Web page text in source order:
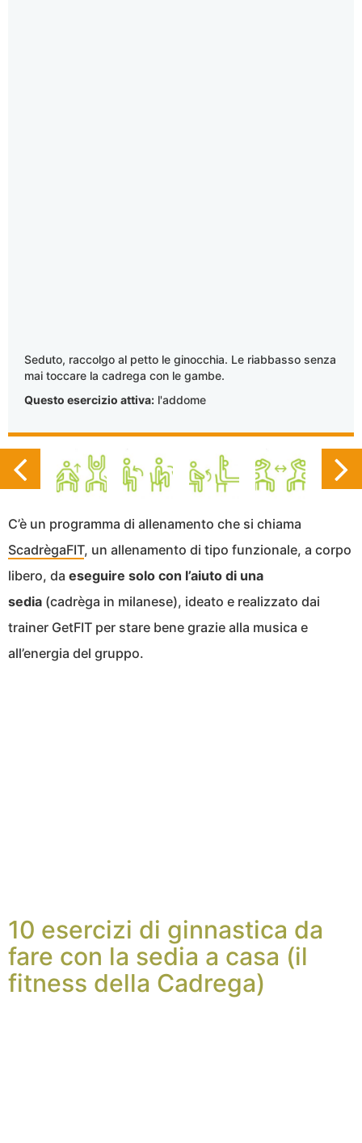
Seduto, raccolgo al petto le ginocchia. Le riabbasso senza
mai toccare la cadrega con le gambe.
Questo esercizio attiva: l'addome
C’è un programma di allenamento che si chiama
Scadrèga​FIT, un allenamento di tipo funzionale, a corpo
libero, da eseguire solo con l’aiuto di una
sedia (cadrèga in milanese), ideato e realizzato dai
trainer GetFIT per stare bene grazie alla musica e
all’energia del gruppo.
10 esercizi di ginnastica da
fare con la sedia a casa (il
fitness della Cadrega)